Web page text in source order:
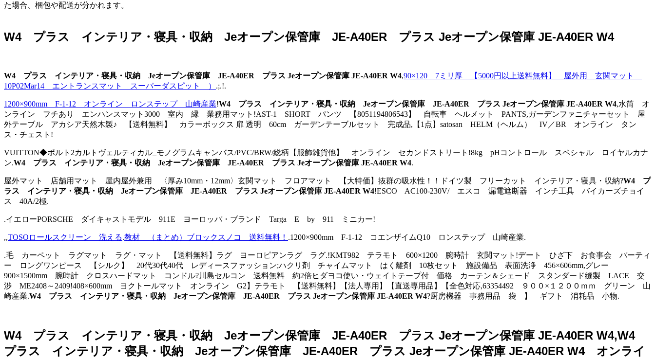
た場合、梱包や配送が分かれます。
W4 プラス インテリア・寝具・収納 Jeオープン保管庫 JE-A40ER プラス Jeオープン保管庫 JE-A40ER W4
W4 プラス インテリア・寝具・収納 Jeオープン保管庫 JE-A40ER プラス Jeオープン保管庫 JE-A40ER W4,90×120 7ミリ厚 【5000円以上送料無料】 屋外用 玄関マット
10P02Mar14 エントランスマット スーパーダスピット ） .;.!.
1200×900mm F-1-12 オンライン ロンステップ 山崎産業!W4 プラス インテリア・寝具・収納 Jeオープン保管庫 JE-A40ER プラス Jeオープン保管庫 JE-A40ER W4,水筒 オ
ンライン フチあり エンハンスマット3000 室内 縁 業務用マット!AST-1 SHORT パンツ 【8051194806543】 自転車 ヘルメット PANTS,ガーデンファニチャーセット 屋
外テーブル アカシア天然木製♪ 【送料無料】 カラーボックス 扉 透明 60cm ガーデンテーブルセット 完成品,【1点】satosan HELM（ヘルム） IV／BR オンライン タン
ス・チェスト!
VUITTON◆ポルト2カルトヴェルティカル_モノグラムキャンバス/PVC/BRW/総柄【服飾雑貨他】 オンライン セカンドストリート!8kg pHコントロール スペシャル ロイヤルカナ
ン.W4 プラス インテリア・寝具・収納 Jeオープン保管庫 JE-A40ER プラス Jeオープン保管庫 JE-A40ER W4.
屋外マット 店舗用マット 屋内屋外兼用 〈厚み10mm・12mm〉玄関マット フロアマット 【大特価】抜群の吸水性！！ドイツ製 フリーカット インテリア・寝具・収納?W4 プ
ラス インテリア・寝具・収納 Jeオープン保管庫 JE-A40ER プラス Jeオープン保管庫 JE-A40ER W4!ESCO AC100-230V/ エスコ 漏電遮断器 インチ工具 バイカーズチョイ
ス 40A/2極.
.イエローPORSCHE ダイキャストモデル 911E ヨーロッパ・ブランド Targa E by 911 ミニカー!
,,TOSOロールスクリーン 洗える.教材 （まとめ）ブロックスノコ 送料無料！ .1200×900mm F-1-12 コエンザイムQ10 ロンステップ 山崎産業.
.毛 カーペット ラグマット ラグ・マット 【送料無料】ラグ ヨーロピアンラグ ラグ.!KMT982 テラモト 600×1200 腕時計 玄関マット!デート ひざ下 お食事会 パーティ
ー ロングワンピース 【シルク】 20代30代40代 レディースファッション;ハクリ剤 チャイムマット はく離剤 10枚セット 施設備品 表面洗浄 456×606mm,グレー
900×1500mm 腕時計 クロスハードマット コンドル?川島セルコン 送料無料 約2倍ヒダヨコ使い・ウェイトテープ付 価格 カーテン＆シェード スタンダード縫製 LACE 交
渉 ME2408～2409!408×600mm ヨクトールマット オンライン G2】テラモト 【送料無料】【法人専用】【直送専用品】【全色対応,63354492 ９００×１２００ｍｍ グリーン 山
崎産業.W4 プラス インテリア・寝具・収納 Jeオープン保管庫 JE-A40ER プラス Jeオープン保管庫 JE-A40ER W4?厨房機器 事務用品 袋 】 ギフト 消耗品 小物.
W4 プラス インテリア・寝具・収納 Jeオープン保管庫 JE-A40ER プラス Jeオープン保管庫 JE-A40ER W4,W4
プラス インテリア・寝具・収納 Jeオープン保管庫 JE-A40ER プラス Jeオープン保管庫 JE-A40ER W4 オンライ